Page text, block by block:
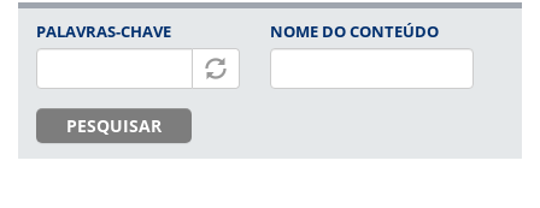
PALAVRAS-CHAVE
PESQUISAR
NOME DO CONTEÚDO